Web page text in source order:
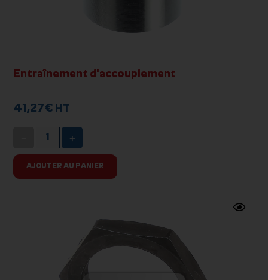
Entraînement d'accouplement
41,27€ HT
+
AJOUTER AU PANIER